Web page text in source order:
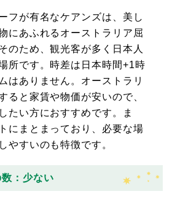
フが有名なケアンズは、美し
にあふれるオーストラリア屈
のため、観光客が多く日本人
所です。時差は日本時間+1時
はありません。オーストラリ
ると家賃や物価が安いので、
たい方におすすめです。ま
にまとまっており、必要な場
やすいのも特徴です。
：少ない